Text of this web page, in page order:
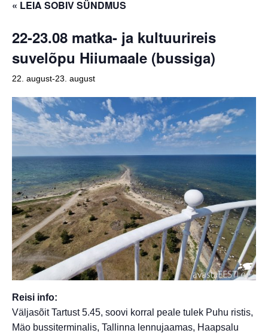
« LEIA SOBIV SÜNDMUS
22-23.08 matka- ja kultuurireis
suvelõpu Hiiumaale (bussiga)
22. august-23. august
Reisi info:
Väljasõit Tartust 5.45, soovi korral peale tulek Puhu ristis,
Mäo bussiterminalis, Tallinna lennujaamas, Haapsalu